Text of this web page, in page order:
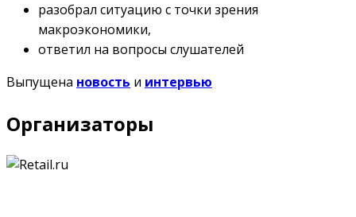
разобрал ситуацию с точки зрения
макроэкономики,
ответил на вопросы слушателей
Выпущена новость и интервью
Организаторы